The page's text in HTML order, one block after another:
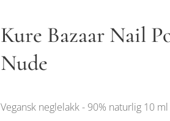
Kure Bazaar Nail
Nude
Vegansk neglelakk - 90% naturlig 10 ml